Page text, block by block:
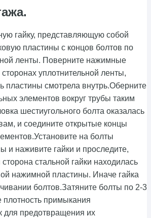
.
гайку, представляющую собой
пластины с концов болтов по
ленты. Поверните нажимные
уплотнительной ленты,
пластины смотрела внутрь.Оберните
элементов вокруг трубы таким
шестиугольного болта оказалась
и соедините открытые концы
на болты
и наживите гайки и проследите,
стальной гайки находилась
нажимной пластины. Иначе гайка
болтов.Затяните болты по 2-3
плотность примыкания
для предотвращения их